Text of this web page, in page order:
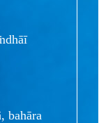
bahāra